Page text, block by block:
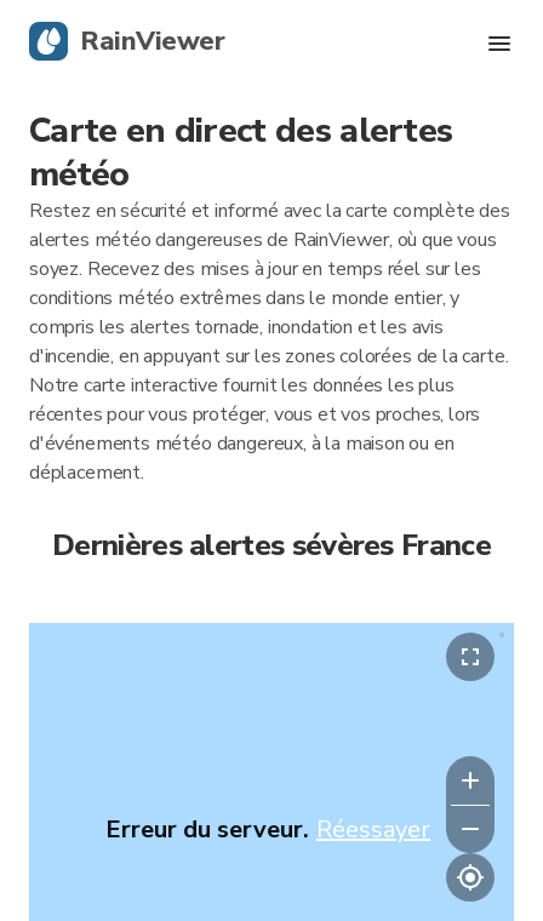
Carte en direct des alertes
météo
Restez en sécurité et informé avec la carte complète des
alertes météo dangereuses de RainViewer, où que vous
soyez. Recevez des mises à jour en temps réel sur les
conditions météo extrêmes dans le monde entier, y
compris les alertes tornade, inondation et les avis
d'incendie, en appuyant sur les zones colorées de la carte.
Notre carte interactive fournit les données les plus
récentes pour vous protéger, vous et vos proches, lors
d'événements météo dangereux, à la maison ou en
déplacement.
Dernières alertes sévères France
Erreur du serveur. Réessayer
RainViewer
Radar en direct
Suivi des ouragans
Alertes graves
Blog
Obtenir l’application